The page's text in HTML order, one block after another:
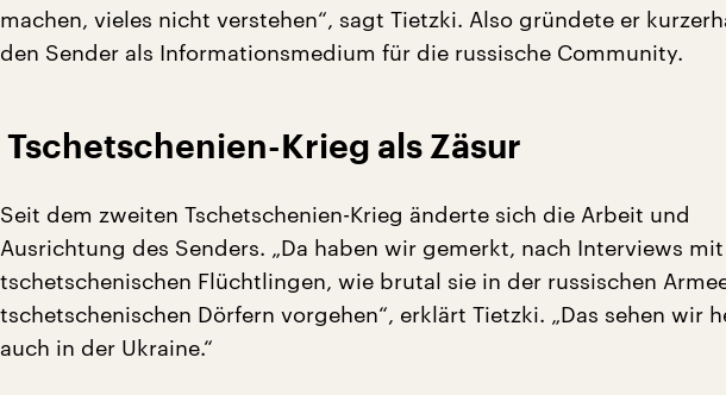
machen, vieles nicht verstehen“, sagt Tietzki. Also gründete er
den Sender als Informationsmedium für die russische Community.
Tschetschenien-Krieg als Zäsur
Seit dem zweiten Tschetschenien-Krieg änderte sich die Arbeit und
Ausrichtung des Senders. „Da haben wir gemerkt, nach Interviews mit
tschetschenischen Flüchtlingen, wie brutal sie in der russischen
tschetschenischen Dörfern vorgehen“, erklärt Tietzki. „Das sehen wir
auch in der Ukraine.“